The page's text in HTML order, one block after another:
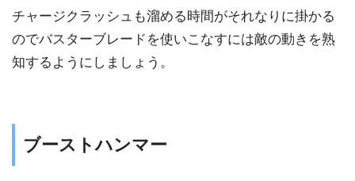
チャージクラッシュも溜める時間がそれなりに掛かる
のでバスターブレードを使いこなすには敵の動きを熟
知するようにしましょう。
ブーストハンマー